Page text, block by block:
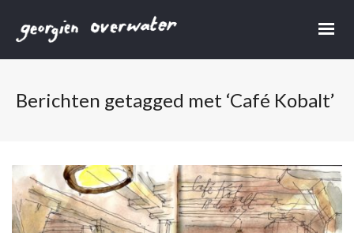
Berichten getagged met ‘Café Kobalt’